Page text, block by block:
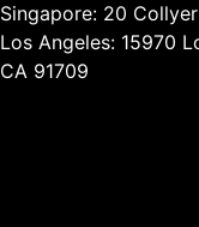
Singapore: 20
Los Angeles: 15970
CA 91709